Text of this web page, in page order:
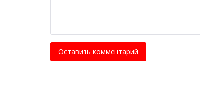
Оставить комментарий